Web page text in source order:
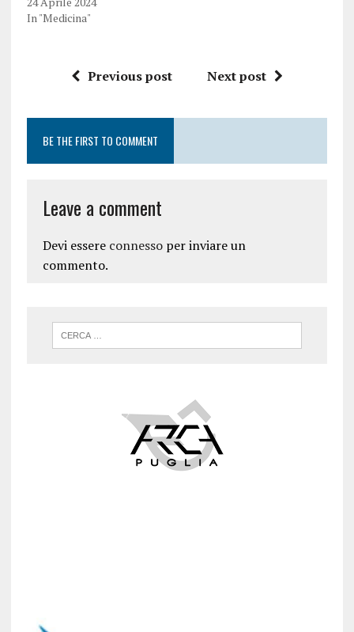
In "Medicina"
Previous post Next post
BE THE FIRST TO COMMENT
Leave a comment
Devi essere connessoper inviare un
commento.